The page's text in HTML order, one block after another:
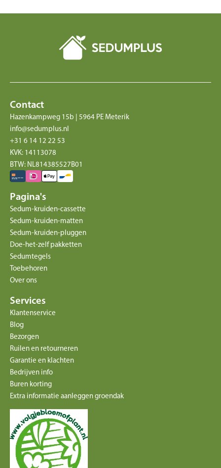
Contact
Hazenkampweg 15b | 5964 PE Meterik
info@sedumplus.nl
+31 6 14 12 22 53
KVK: 14113078
BTW: NL814385527B01
Pagina's
Sedum-kruiden-cassette
Sedum-kruiden-matten
Sedum-kruiden-pluggen
Doe-het-zelf pakketten
Sedumtegels
Toebehoren
Over ons
Services
Klantenservice
Blog
Bezorgen
Ruilen en retourneren
Garantie en klachten
Bedrijven info
Buren korting
Extra informatie aanleggen groendak